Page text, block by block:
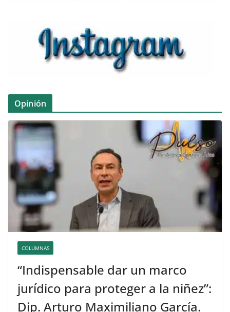
Opinión
COLUMNAS
“Indispensable dar un marco
jurídico para proteger a la niñez”:
Dip. Arturo Maximiliano García.